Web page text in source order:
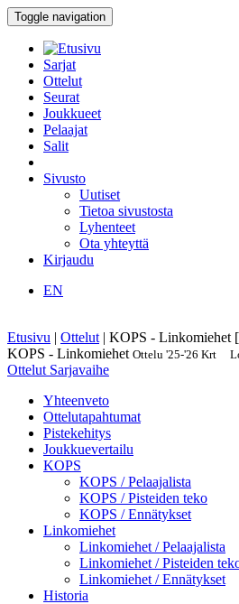
Toggle navigation
Sarjat
Ottelut
Seurat
Joukkueet
Pelaajat
Salit
Sivusto
Uutiset
Tietoa sivustosta
Lyhenteet
Ota yhteyttä
Kirjaudu
EN
Etusivu | Ottelut | KOPS - Linkomiehet
KOPS - Linkomiehet Ottelu '25-'26 Krt
Ottelut Sarjavaihe
Yhteenveto
Ottelutapahtumat
Pistekehitys
Joukkuevertailu
KOPS
KOPS /Pelaajalista
KOPS /Pisteiden teko
KOPS /Ennätykset
Linkomiehet
Linkomiehet /Pelaajalista
Linkomiehet /Pisteiden
Linkomiehet /Ennätykset
Historia